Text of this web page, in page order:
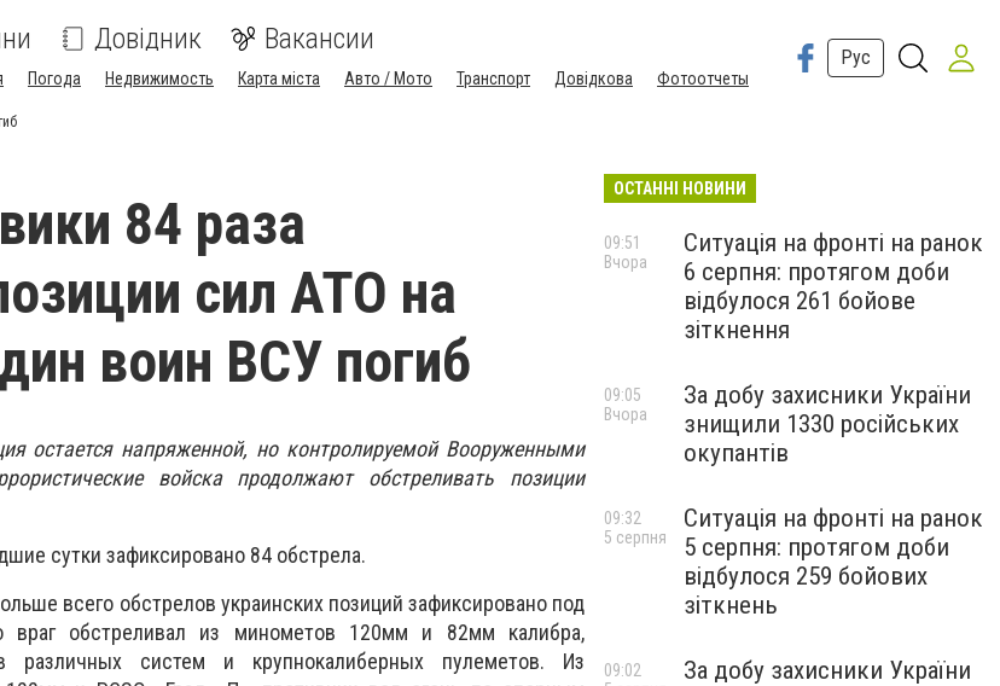
Довідник Вакансии
Погода Недвижимость Карта міста Авто / Мото Транспорт Довідкова Фотоотчеты
Рус
84 раза
сил АТО на
воин ВСУ погиб
остается напряженной, но контролируемой Вооруженными
войска продолжают обстреливать позиции
сутки зафиксировано 84 обстрела.
всего обстрелов украинских позиций зафиксировано под
враг обстреливал из минометов 120мм и 82мм калибра,
различных систем и крупнокалиберных пулеметов. Из
ОСТАННІ НОВИНИ
Ситуація на фронті на ранок
6 серпня: протягом доби
відбулося 261 бойове
зіткнення
09:51
Вчора
За добу захисники України
знищили 1330 російських
окупантів
09:05
Вчора
Ситуація на фронті на ранок
5 серпня: протягом доби
відбулося 259 бойових
зіткнень
09:32
5 серпня
За добу захисники України
09:02